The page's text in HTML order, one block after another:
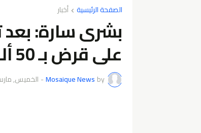
الصفحة الرئيسية أخبار
بشرى سارة:
على قرض بـ 50 ألف دينارا..؟
by
Mosaique News
- الخميس, مارس 21,